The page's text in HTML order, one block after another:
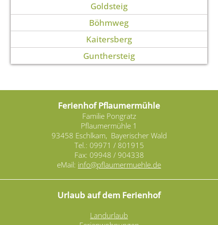
Goldsteig
Böhmweg
Kaitersberg
Gunthersteig
Ferienhof Pflaumermühle
Familie Pongratz
Pflaumermühle 1
93458 Eschlkam, Bayerischer Wald
Tel.: 09971 / 801915
Fax: 09948 / 904338
eMail: info@pflaumermuehle.de
Urlaub auf dem Ferienhof
Landurlaub